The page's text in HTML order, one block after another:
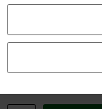
Ley protección de
Eliminación de